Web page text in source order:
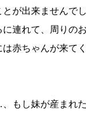
が出来ませんで
連れて、周りの
赤ちゃんが来て
もし妹が産まれ